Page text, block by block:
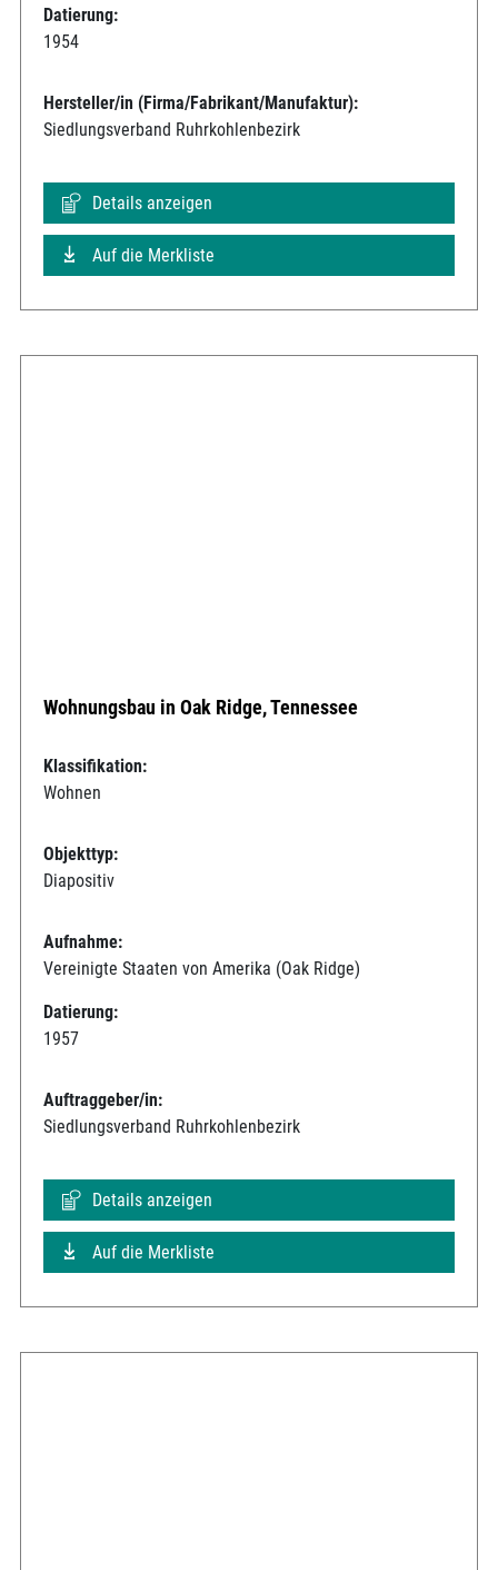
Datierung:
1954
Hersteller/in (Firma/Fabrikant/Manufaktur):
Siedlungsverband Ruhrkohlenbezirk
Details anzeigen
Auf die Merkliste
Wohnungsbau in Oak Ridge, Tennessee
Klassifikation:
Wohnen
Objekttyp:
Diapositiv
Aufnahme:
Vereinigte Staaten von Amerika (Oak Ridge)
Datierung:
1957
Auftraggeber/in:
Siedlungsverband Ruhrkohlenbezirk
Details anzeigen
Auf die Merkliste